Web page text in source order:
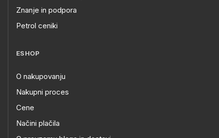
Znanje in podpora
Petrol ceniki
ESHOP
O nakupovanju
Nakupni proces
Cene
Načini plačila